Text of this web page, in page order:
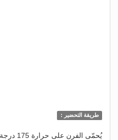
طريقة التحضير :
يُحمّى